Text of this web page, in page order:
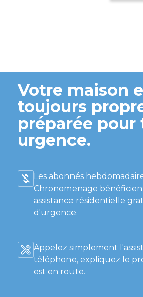
Votre maison
toujours
préparée pour
urgence.
Les abonnés
Chronomenage
assistance résidentielle
d'urgence.
Appelez simplement
téléphone, expliquez le
est en route.